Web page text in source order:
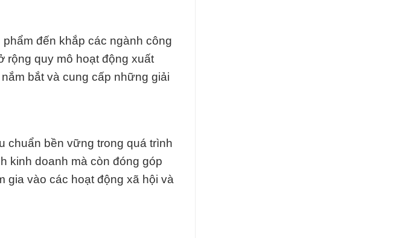
đến khắp các ngành công
rộng quy mô hoạt động xuất
bắt và cung cấp những giải
chuẩn bền vững trong quá trình
kinh doanh mà còn đóng góp
gia vào các hoạt động xã hội và